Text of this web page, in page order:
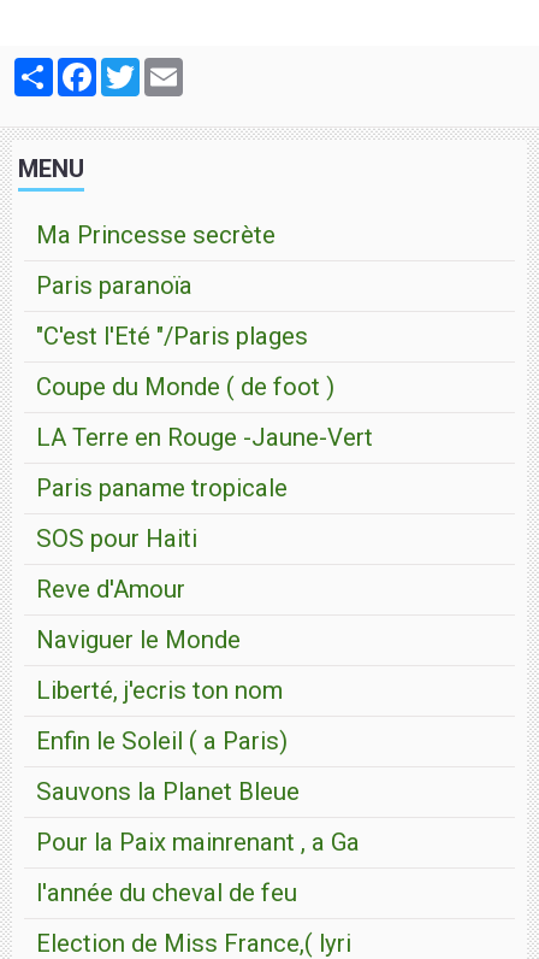
PartagerFacebook
Twitter
MENU
Ma Princesse secrète
Paris paranoïa
"C'est l'Eté "/Paris plages
Coupe du Monde ( de foot )
LA Terre en Rouge -Jaune-Vert
Paris paname tropicale
SOS pour Haiti
Reve d'Amour
Naviguer le Monde
Liberté, j'ecris ton nom
Enfin le Soleil ( a Paris)
Sauvons la Planet Bleue
Pour la Paix mainrenant , a Ga
l'année du cheval de feu
Election de Miss France,( lyri